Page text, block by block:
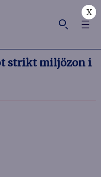
X
strikt miljözon i